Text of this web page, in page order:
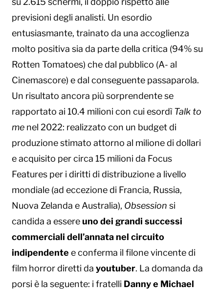
previsioni degli analisti. Un esordio
entusiasmante, trainato da una accoglienza
molto positiva sia da parte della critica (94% su
Rotten Tomatoes) che dal pubblico (A- al
Cinemascore) e dal conseguente passaparola.
Un risultato ancora più sorprendente se
rapportato ai 10.4 milioni con cui esordìTalk to
me nel 2022: realizzato con un budget di
produzione stimato attorno al milione di dollari
e acquisito per circa 15 milioni da Focus
Features per i diritti di distribuzione a livello
mondiale (ad eccezione di Francia, Russia,
Nuova Zelanda e Australia), Obsession si
candida a essereuno dei grandi successi
commerciali dell’annata nel circuito
indipendente e conferma il filone vincente di
film horror diretti da youtuber. La domanda da
porsi è la seguente: i fratelli Danny e Michael